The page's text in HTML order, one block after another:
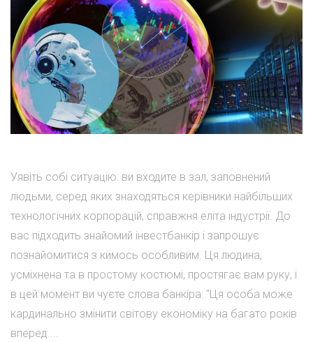
Уявіть собі ситуацію: ви входите в зал, заповнений
людьми, серед яких знаходяться керівники найбільших
технологічних корпорацій, справжня еліта індустрії. До
вас підходить знайомий інвестбанкір і запрошує
познайомитися з кимось особливим. Ця людина,
усміхнена та в простому костюмі, простягає вам руку, і
в цей момент ви чуєте слова банкіра: "Ця особа може
кардинально змінити світову економіку на багато років
вперед ...